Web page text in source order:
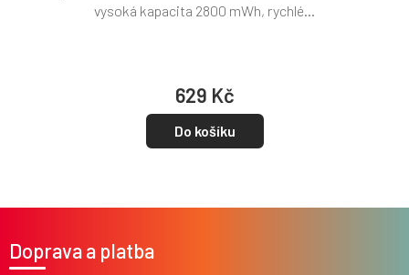
629 Kč
Do košíku
vysoká kapacita 2800 mWh, rychlé...
Doprava a platba